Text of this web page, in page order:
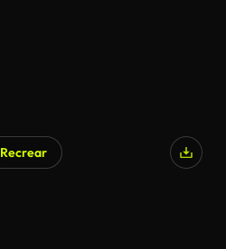
Recrear